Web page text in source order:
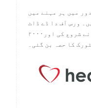
میں ہر مہنے میں
ہیں۔ ورس آف دا ڈے ڈاٹ
کام ۱۹۹۸ میں بین سٹیڈ نے شروع کی اور۲۰۰۰
کا حصہ بن گئی۔